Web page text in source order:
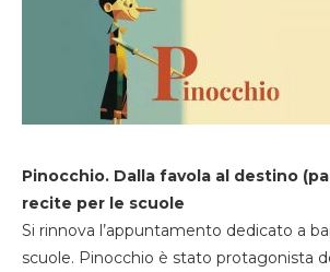
Pinocchio. Dalla favola al destino
recite per le scuole
Si rinnova l’appuntamento dedicato a
scuole. Pinocchio è stato protagonista